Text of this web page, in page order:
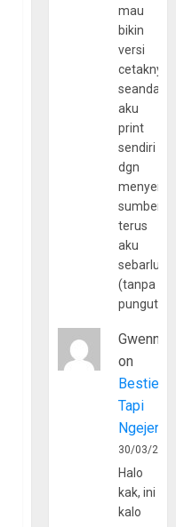
mau
bikin
versi
cetaknya
aku
print
sendiri
dgn
sumber
terus
aku
(tanpa
Gwenny
on
Bestie
Tapi
30/03/
Halo
kak, ini
kalo